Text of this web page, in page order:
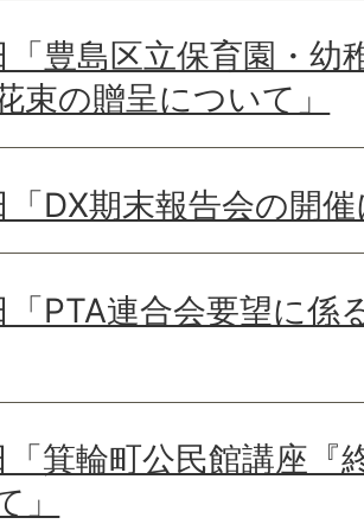
「豊島区立保育園・幼
束の贈呈について」
「DX期末報告会の開
「PTA連合会要望に係
「箕輪町公民館講座『
」